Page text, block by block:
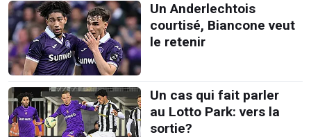
Un Anderlechtois
courtisé, Biancone veut
le retenir
Un cas qui fait parler
au Lotto Park: vers la
sortie?